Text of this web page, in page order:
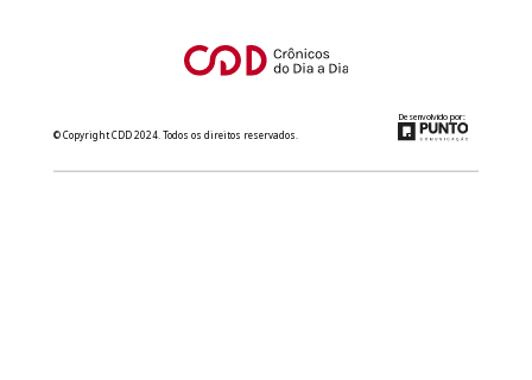
© Copyright CDD 2024. Todos os direitos reservados.
Desenvolvido por: